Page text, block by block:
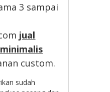
3 sampai
jual
custom.
sudah